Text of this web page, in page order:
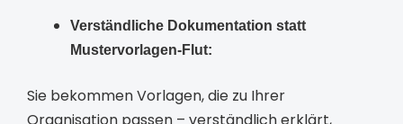
Verständliche Dokumentation statt
Mustervorlagen-Flut:
Sie bekommen Vorlagen, die zu Ihrer